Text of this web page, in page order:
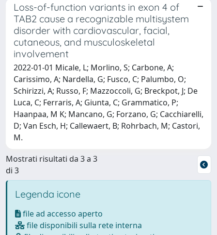
Loss-of-function variants in exon 4 of
TAB2 cause a recognizable multisystem
disorder with cardiovascular, facial,
cutaneous, and musculoskeletal
involvement
2022-01-01 Micale, L; Morlino, S; Carbone, A;
Carissimo, A; Nardella, G; Fusco, C; Palumbo, O;
Schirizzi, A; Russo, F; Mazzoccoli, G; Breckpot, J; De
Luca, C; Ferraris, A; Giunta, C; Grammatico, P;
Haanpaa, M K; Mancano, G; Forzano, G; Cacchiarelli,
D; Van Esch, H; Callewaert, B; Rohrbach, M; Castori,
M.
Mostrati risultati da 3 a 3
di 3
Legenda icone
file ad accesso aperto
file disponibili sulla rete interna